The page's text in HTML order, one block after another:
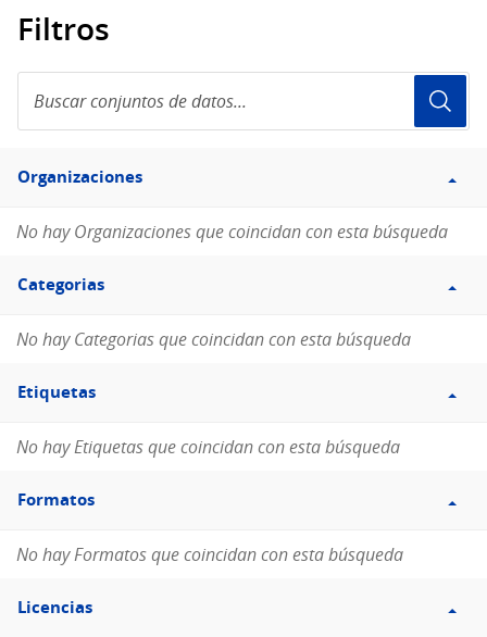
Filtros
conjuntos
de
Filtro
Organizaciones
Organizaciones
No hay Organizaciones que coincidan con esta búsqueda
Filtro
Categorias
Categorias
No hay Categorias que coincidan con esta búsqueda
Filtro
Etiquetas
Etiquetas
No hay Etiquetas que coincidan con esta búsqueda
Filtro
Formatos
Formatos
No hay Formatos que coincidan con esta búsqueda
Filtro
Licencias
Licencias